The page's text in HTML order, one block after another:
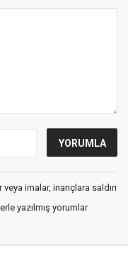
imalar, inançlara saldırı
yazılmış yorumlar